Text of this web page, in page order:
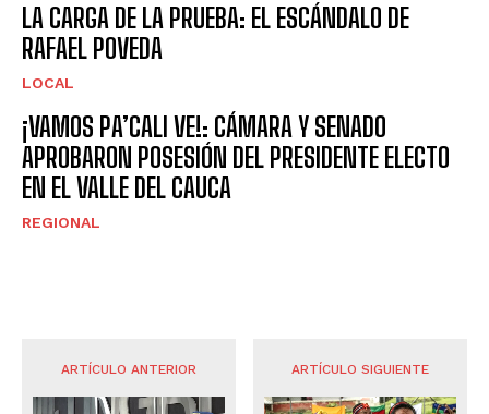
LA CARGA DE LA PRUEBA: EL ESCÁNDALO DE
RAFAEL POVEDA
LOCAL
¡VAMOS PA’CALI VE!: CÁMARA Y SENADO
APROBARON POSESIÓN DEL PRESIDENTE ELECTO
EN EL VALLE DEL CAUCA
REGIONAL
ARTÍCULO ANTERIOR ARTÍCULO SIGUIENTE